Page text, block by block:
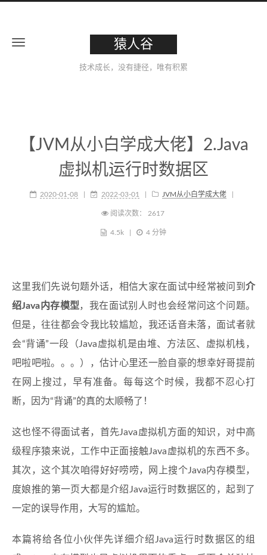
猿人谷
技术成长，没有捷径，唯有积累
【JVM从小白学成大佬】2.Java
虚拟机运行时数据区
2020-01-08 2022-03-01 JVM从小白学成大佬
阅读次数： 2617
4.5k 4 分钟
这里我们先说句题外话，相信大家在面试中经常被问到 介
绍Java内存模型，我在面试别人时也会经常问这个问题。
但是，往往都会令我比较尴尬，我还话音未落，面试者就
会“背诵”一段（Java虚拟机是由堆、方法区、虚拟机栈，
吧啦吧啦。。。），估计心里还一脸自豪的想幸好哥提前
在网上搜过，早有准备。每每这个时候，我都不忍心打
断，因为“背诵”的真的太顺畅了！
这也怪不得面试者，首先Java虚拟机方面的知识，对中高
级程序猿来说，工作中正面接触Java虚拟机的东西不多。
其次，这个其次咱得好好唠唠，网上搜个Java内存模型，
度娘推的第一页大都是介绍Java运行时数据区的，起到了
一定的误导作用，大写的尴尬。
本篇将给各位小伙伴先详细介绍Java运行时数据区的组